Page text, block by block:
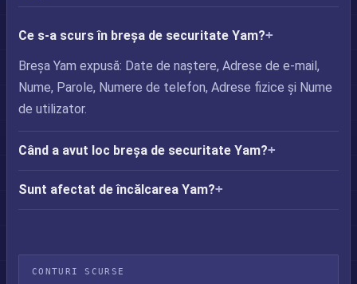
Ce s-a scurs în breșa de securitate Yam?
Breșa Yam expusă: Date de naștere, Adrese de e-mail,
Nume, Parole, Numere de telefon, Adrese fizice și Nume
de utilizator.
Când a avut loc breșa de securitate Yam?
Sunt afectat de încălcarea Yam?
CONTURI SCURSE